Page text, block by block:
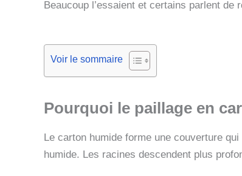
Beaucoup l’essaient et certains parlent de
Voir le sommaire
Pourquoi le paillage en
Le carton humide forme une couverture
humide. Les racines descendent plus